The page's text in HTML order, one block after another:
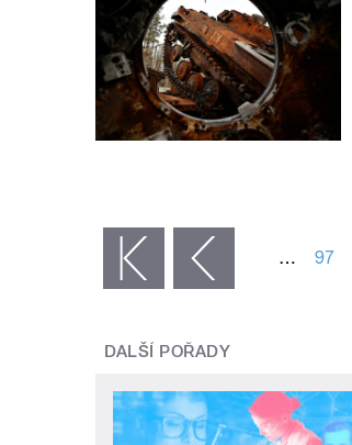
‹ předchozí … 97
DALŠÍ POŘADY